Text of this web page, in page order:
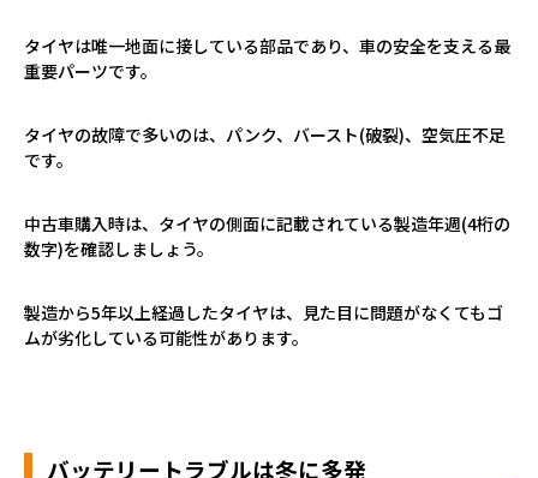
タイヤは唯一地面に接している部品であり、車の安全を支える最
重要パーツです。
タイヤの故障で多いのは、パンク、バースト(破裂)、空気圧不足
です。
中古車購入時は、タイヤの側面に記載されている製造年週(4桁の
数字)を確認しましょう。
製造から5年以上経過したタイヤは、見た目に問題がなくてもゴ
ムが劣化している可能性があります。
バッテリートラブルは冬に多発